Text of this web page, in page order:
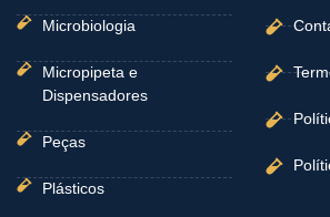
Microbiologia
Micropipeta e
Dispensadores
Peças
Plásticos